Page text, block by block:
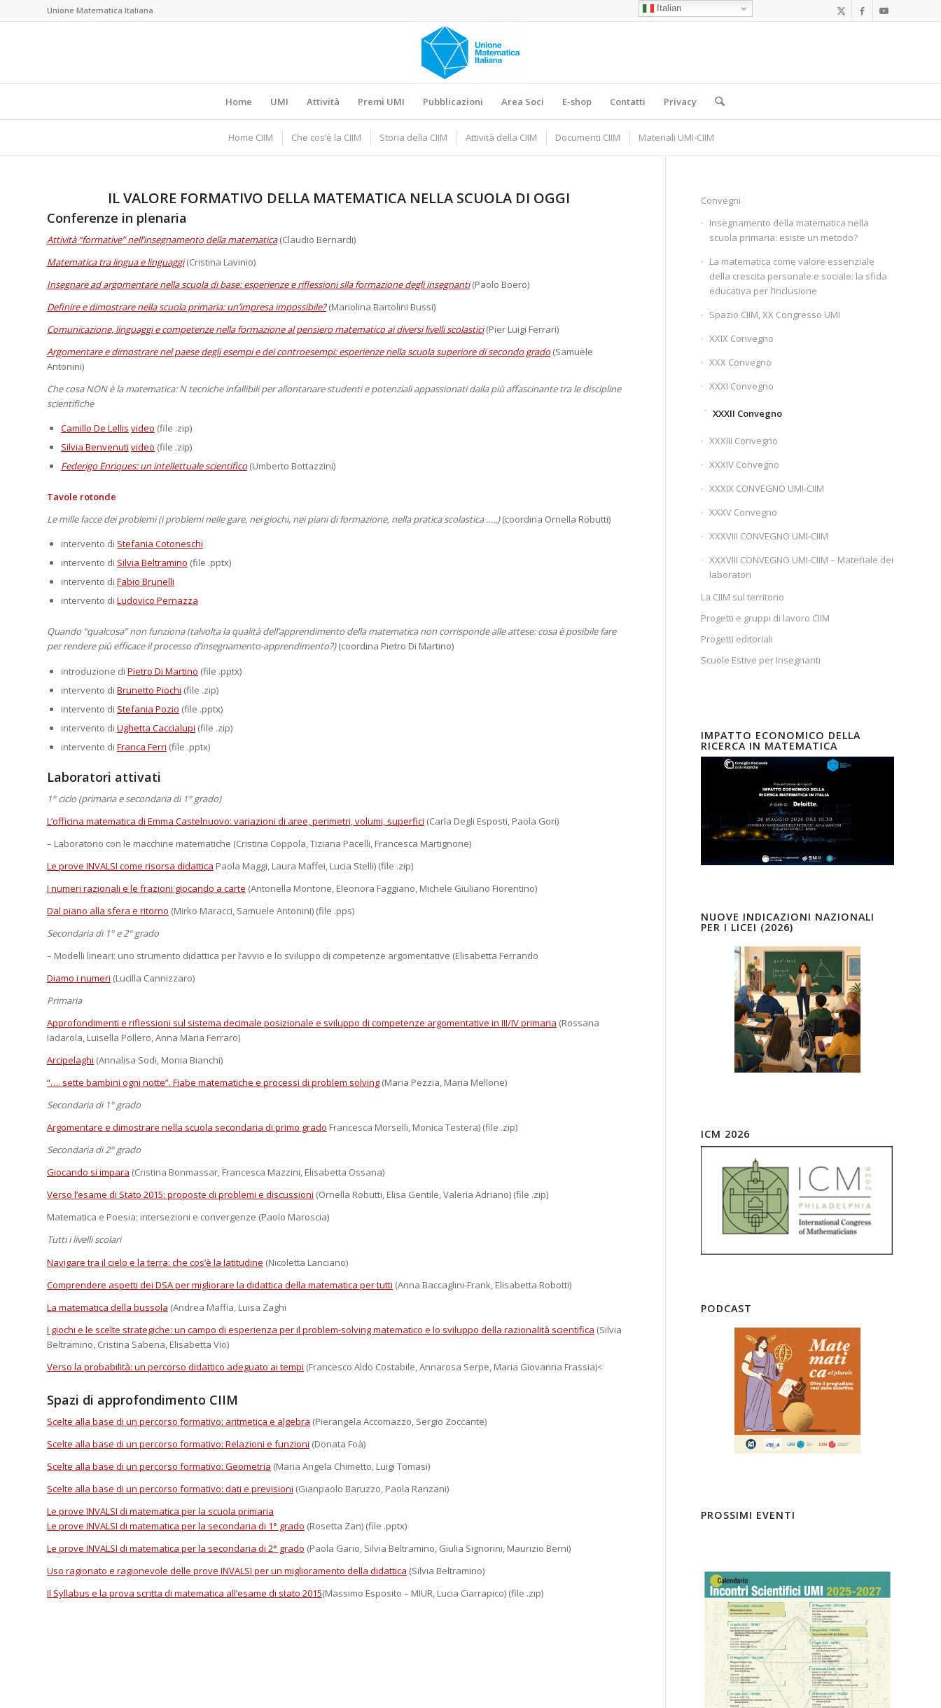
Unione Matematica Italiana
Home UMI Attività Premi UMI Pubblicazioni Area Soci E-shop Contatti Privacy
Home CIIM Che cos’è la CIIM Storia della CIIM Attività della CIIM Documenti CIIM Materiali UMI-CIIM
IL VALORE FORMATIVO DELLA MATEMATICA NELLA SCUOLA DI OGGI
Conferenze in plenaria
Attività “formative” nell’insegnamento della matematica(Claudio Bernardi)
Matematica tra lingua e linguaggi(Cristina Lavinio)
Insegnare ad argomentare nella scuola di base: esperienze e riflessioni slla formazione degli insegnanti(Paolo Boero)
Definire e dimostrare nella scuola primaria: un’impresa impossibile?(Mariolina Bartolini Bussi)
Comunicazione, linguaggi e competenze nella formazione al pensiero matematico ai diversi livelli scolastici(Pier Luigi Ferrari)
Argomentare e dimostrare nel paese degli esempi e dei controesempi: esperienze nella scuola superiore di secondo grado(Samuele
Antonini)
Che cosa NON è la matematica: N tecniche infallibili per allontanare studenti e potenziali appassionati dalla più affascinante tra le discipline
scientifiche
Camillo De Lellis video (file .zip)
Silvia Benvenuti video (file .zip)
Federigo Enriques: un intellettuale scientifico(Umberto Bottazzini)
Tavole rotonde
Le mille facce dei problemi (i problemi nelle gare, nei giochi, nei piani di formazione, nella pratica scolastica …..)(coordina Ornella Robutti)
intervento di Stefania Cotoneschi
intervento di Silvia Beltramino (file .pptx)
intervento di Fabio Brunelli
intervento di Ludovico Pernazza
Quando “qualcosa” non funziona (talvolta la qualità dell’apprendimento della matematica non corrisponde alle attese: cosa è posibile fare
per rendere più efficace il processo d’insegnamento-apprendimento?)(coordina Pietro Di Martino)
introduzione di Pietro Di Martino (file .pptx)
intervento di Brunetto Piochi (file .zip)
intervento di Stefania Pozio (file .pptx)
intervento di Ughetta Caccialupi (file .zip)
intervento di Franca Ferri (file .pptx)
Laboratori attivati
1° ciclo (primaria e secondaria di 1° grado)
L’officina matematica di Emma Castelnuovo: variazioni di aree, perimetri, volumi, superfici (Carla Degli Esposti, Paola Gori)
– Laboratorio con le macchine matematiche (Cristina Coppola, Tiziana Pacelli, Francesca Martignone)
Le prove INVALSI come risorsa didattica Paola Maggi, Laura Maffei, Lucia Stelli) (file .zip)
I numeri razionali e le frazioni giocando a carte (Antonella Montone, Eleonora Faggiano, Michele Giuliano Fiorentino)
Dal piano alla sfera e ritorno (Mirko Maracci, Samuele Antonini) (file .pps)
Secondaria di 1° e 2° grado
– Modelli lineari: uno strumento didattica per l’avvio e lo sviluppo di competenze argomentative (Elisabetta Ferrando
Diamo i numeri (Lucilla Cannizzaro)
Primaria
Approfondimenti e riflessioni sul sistema decimale posizionale e sviluppo di competenze argomentative in III/IV primaria (Rossana
Iadarola, Luisella Pollero, Anna Maria Ferraro)
Arcipelaghi (Annalisa Sodi, Monia Bianchi)
“…. sette bambini ogni notte”. Fiabe matematiche e processi di problem solving (Maria Pezzia, Maria Mellone)
Secondaria di 1° grado
Argomentare e dimostrare nella scuola secondaria di primo grado Francesca Morselli, Monica Testera) (file .zip)
Secondaria di 2° grado
Giocando si impara (Cristina Bonmassar, Francesca Mazzini, Elisabetta Ossana)
Verso l’esame di Stato 2015: proposte di problemi e discussioni (Ornella Robutti, Elisa Gentile, Valeria Adriano) (file .zip)
Matematica e Poesia: intersezioni e convergenze (Paolo Maroscia)
Tutti i livelli scolari
Navigare tra il cielo e la terra: che cos’è la latitudine (Nicoletta Lanciano)
Comprendere aspetti dei DSA per migliorare la didattica della matematica per tutti (Anna Baccaglini-Frank, Elisabetta Robotti)
La matematica della bussola (Andrea Maffia, Luisa Zaghi
I giochi e le scelte strategiche: un campo di esperienza per il problem-solving matematico e lo sviluppo della razionalità scientifica (Silvia
Beltramino, Cristina Sabena, Elisabetta Vio)
Verso la probabilità: un percorso didattico adeguato ai tempi (Francesco Aldo Costabile, Annarosa Serpe, Maria Giovanna Frassia)<
Spazi di approfondimento CIIM
Scelte alla base di un percorso formativo: aritmetica e algebra (Pierangela Accomazzo, Sergio Zoccante)
Scelte alla base di un percorso formativo: Relazioni e funzioni (Donata Foà)
Scelte alla base di un percorso formativo: Geometria (Maria Angela Chimetto, Luigi Tomasi)
Scelte alla base di un percorso formativo: dati e previsioni (Gianpaolo Baruzzo, Paola Ranzani)
Le prove INVALSI di matematica per la scuola primaria
Le prove INVALSI di matematica per la secondaria di 1° grado (Rosetta Zan) (file .pptx)
Le prove INVALSI di matematica per la secondaria di 2° grado (Paola Gario, Silvia Beltramino, Giulia Signorini, Maurizio Berni)
Uso ragionato e ragionevole delle prove INVALSI per un miglioramento della didattica (Silvia Beltramino)
Il Syllabus e la prova scritta di matematica all’esame di stato 2015(Massimo Esposito – MIUR, Lucia Ciarrapico) (file .zip)
Convegni
Insegnamento della matematica nella
scuola primaria: esiste un metodo?
La matematica come valore essenziale
della crescita personale e sociale: la sfida
educativa per l’inclusione
Spazio CIIM, XX Congresso UMI
XXIX Convegno
XXX Convegno
XXXI Convegno
XXXII Convegno
XXXIII Convegno
XXXIV Convegno
XXXIX CONVEGNO UMI-CIIM
XXXV Convegno
XXXVIII CONVEGNO UMI-CIIM
XXXVIII CONVEGNO UMI-CIIM – Materiale dei
laboratori
La CIIM sul territorio
Progetti e gruppi di lavoro CIIM
Progetti editoriali
Scuole Estive per Insegnanti
IMPATTO ECONOMICO DELLA
RICERCA IN MATEMATICA
NUOVE INDICAZIONI NAZIONALI
PER I LICEI (2026)
ICM 2026
PODCAST
PROSSIMI EVENTI
Italian